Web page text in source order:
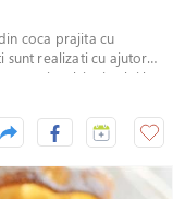
coca prajita cu
sunt realizati cu ajutorul
este incalzita in ulei la
apoi re-imersata in
metalului. De obicei,
zahar.